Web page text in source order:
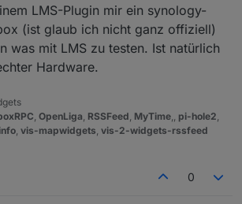
LMS-Plugin mir ein synology-
(ist glaub ich nicht ganz offiziell)
was mit LMS zu testen. Ist natürlich
Hardware.
OpenLiga RSSFeed MyTime pi-hole2
vis-mapwidgets vis-2-widgets-rssfeed
0